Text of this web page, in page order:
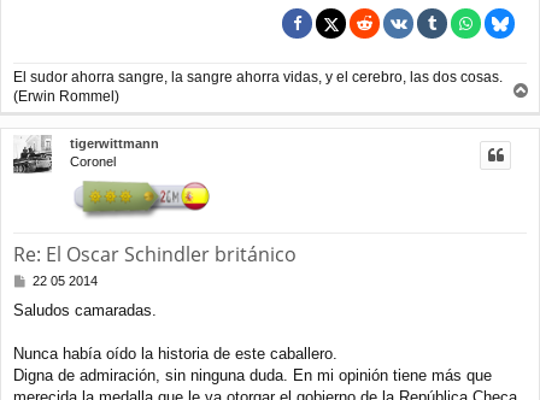
El sudor ahorra sangre, la sangre ahorra vidas, y el cerebro, las dos cosas.
(Erwin Rommel)
r
r
tigerwittmann
Coronel
Re: El Oscar Schindler británico
M
n
a
j
e
22 05 2014
Saludos camaradas.
Nunca había oído la historia de este caballero.
Digna de admiración, sin ninguna duda. En mi opinión tiene más que